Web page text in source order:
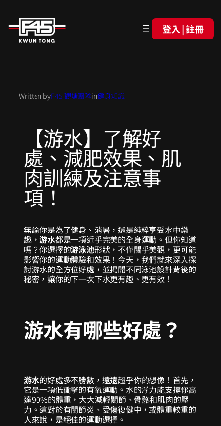
登入 | 註冊
Written byF45 觀塘團隊in健身知識
【游水】了解好
處、減肥效果、肌
肉訓練及注意事
項！
無論你是為了健身、消暑，還是純粹享受水中樂
趣， 游水都是一項近乎完美的全身運動。但你知道
嗎？你選擇的游泳池形狀，不僅關乎美觀，更可能
影響你的運動體驗和效果！今天，我們就來深入探
討游水的全方位好處，並揭開不同泳池設計背後的
秘密，讓你的下一次下水更有趣、更有效！
游水有哪些好處？
游水的好處多不勝數，遠遠超乎你的想像！首先，
它是一項低衝擊的有氧運動。水的浮力能支撐你高
達90%的體重，大大減輕關節、骨骼和肌肉的壓
力。這對於有關節炎、受傷復健中，或體重較重的
人來說，是絕佳的運動選擇。